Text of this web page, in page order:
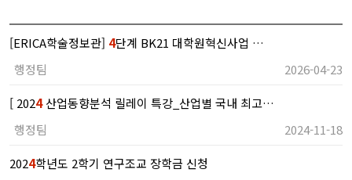
[ERICA학술정보관] 4단계 BK21 대학원혁신사업 …
행정팀
2026-04-23
[ 2024산업동향분석 릴레이 특강_산업별 국내 최고…
행정팀
2024-11-18
2024학년도 2학기 연구조교 장학금 신청